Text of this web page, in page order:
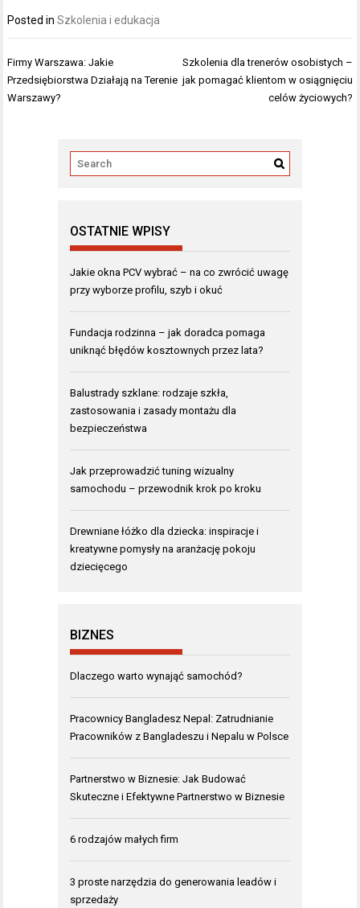
Posted inSzkolenia i edukacja
Nawigacja
wpisu
Firmy Warszawa: Jakie
Przedsiębiorstwa Działają na Terenie
Warszawy?
Szkolenia dla trenerów osobistych –
jak pomagać klientom w osiągnięciu
celów życiowych?
OSTATNIE WPISY
Jakie okna PCV wybrać – na co zwrócić uwagę
przy wyborze profilu, szyb i okuć
Fundacja rodzinna – jak doradca pomaga
uniknąć błędów kosztownych przez lata?
Balustrady szklane: rodzaje szkła,
zastosowania i zasady montażu dla
bezpieczeństwa
Jak przeprowadzić tuning wizualny
samochodu – przewodnik krok po kroku
Drewniane łóżko dla dziecka: inspiracje i
kreatywne pomysły na aranżację pokoju
dziecięcego
BIZNES
Dlaczego warto wynająć samochód?
Pracownicy Bangladesz Nepal: Zatrudnianie
Pracowników z Bangladeszu i Nepalu w Polsce
Partnerstwo w Biznesie: Jak Budować
Skuteczne i Efektywne Partnerstwo w Biznesie
6 rodzajów małych firm
3 proste narzędzia do generowania leadów i
sprzedaży